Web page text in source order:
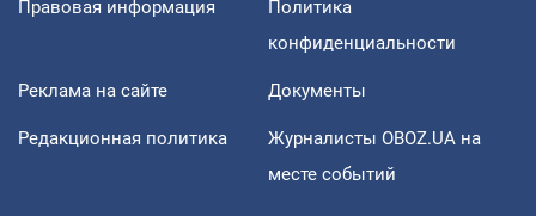
Правовая информация
Политика
конфиденциальности
Реклама на сайте Документы
Редакционная политика
Журналисты OBOZ.UA на
месте событий